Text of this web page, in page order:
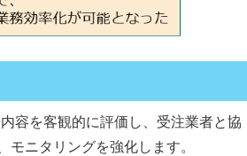
容を客観的に評価し、受注業者と協
ニタリングを強化します。